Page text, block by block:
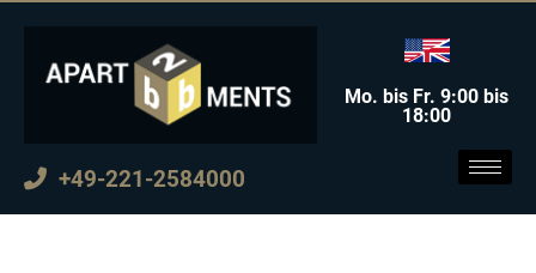
+49-221-2584000
Mo. bis Fr. 9:00 bis
18:00